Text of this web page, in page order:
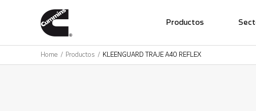
Productos
Home Productos KLEENGUARD TRAJE A40 REFLEX